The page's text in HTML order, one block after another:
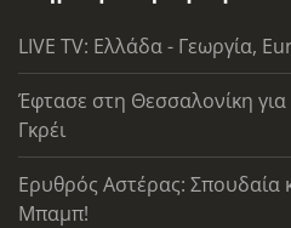
LIVE TV: Ελλάδα - Γεωργία,
Έφτασε στη Θεσσαλονίκη
Γκρέι
Ερυθρός Αστέρας: Σπουδαία
Μπαμπ!